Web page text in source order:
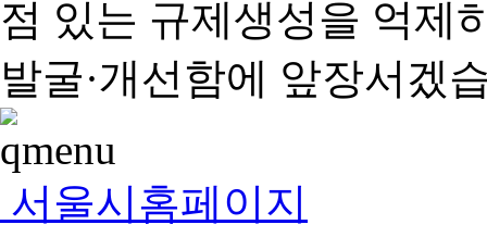
점 있는 규제생성을 억제
발굴·개선함에 앞장서겠
서울시홈페이지